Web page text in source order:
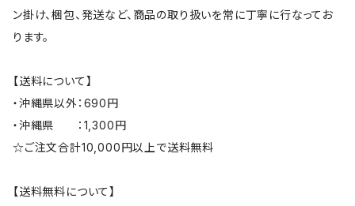
ン掛け、梱包、発送など、商品の取り扱いを常に丁寧に行なってお
ります。
【送料について】
・沖縄県以外：690円
・沖縄県 ：1,300円
☆ご注文合計10,000円以上で送料無料
【送料無料について】